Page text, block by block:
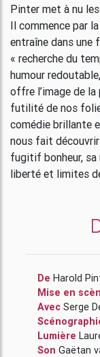
Pinter met à nu
Il commence par
entraîne dans une
« recherche du
humour
offre l’image de
futilité de nos
comédie brillante
nous fait découvrir
fugitif bonheur, sa
liberté et limites
De Harold
Mise en
Avec
Lumière
Son Gaëtan